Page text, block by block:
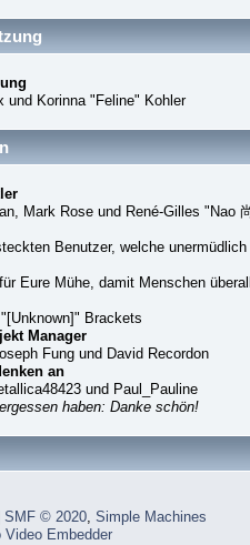
und Korinna "Feline" Kohler
Mark Rose und René-Gilles "Nao
Benutzer, welche
Eure Mühe, damit Menschen
Brackets
Manager
Fung und David Recordon
an
und Paul_Pauline
haben: Danke schön!
SMF © 2020, Simple Machines
Video Embedder